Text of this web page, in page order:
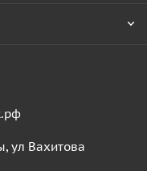
ул Вахитова